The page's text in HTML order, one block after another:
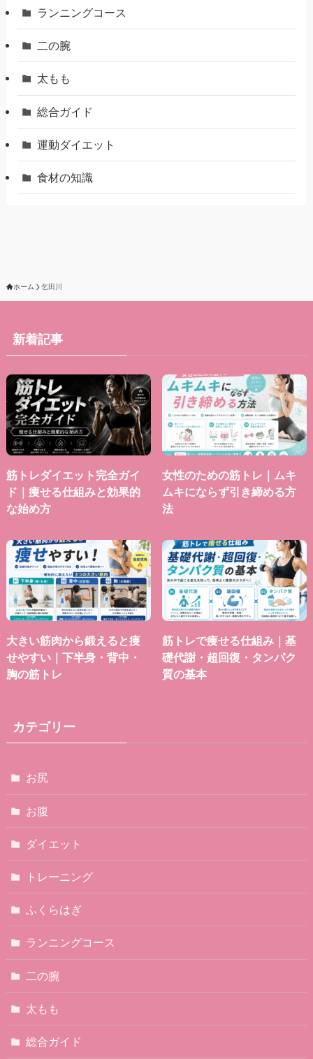
ランニングコース
二の腕
太もも
総合ガイド
運動ダイエット
食材の知識
ホーム 乞田川
新着記事
筋トレダイエット完全ガイ
ド｜痩せる仕組みと効果的
な始め方
女性のための筋トレ｜ムキ
ムキにならず引き締める方
法
大きい筋肉から鍛えると痩
せやすい｜下半身・背中・
胸の筋トレ
筋トレで痩せる仕組み｜基
礎代謝・超回復・タンパク
質の基本
カテゴリー
お尻
お腹
ダイエット
トレーニング
ふくらはぎ
ランニングコース
二の腕
太もも
総合ガイド